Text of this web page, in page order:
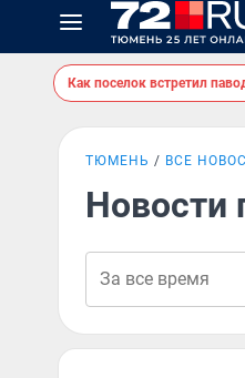
Как поселок встретил
ТЮМЕНЬ ВСЕ
Новости